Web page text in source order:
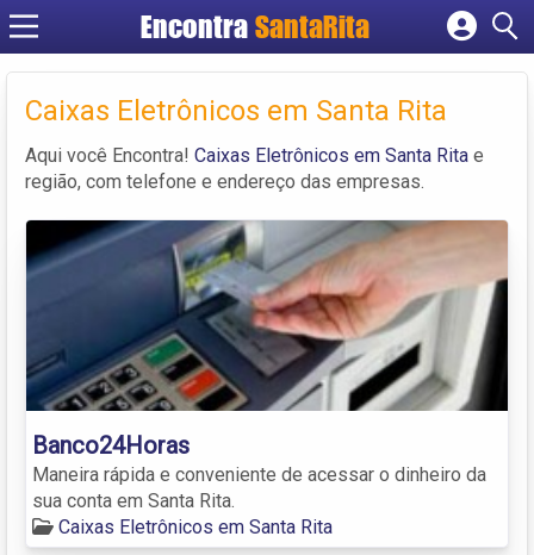
EncontraSantaRita
Cadastrar empresa
Criar conta
Caixas Eletrônicos em Santa Rita
Aqui você Encontra! Caixas Eletrônicos em Santa Rita e
região, com telefone e endereço das empresas.
Banco24Horas
Maneira rápida e conveniente de acessar o dinheiro da
sua conta em Santa Rita.
Caixas Eletrônicos em Santa Rita